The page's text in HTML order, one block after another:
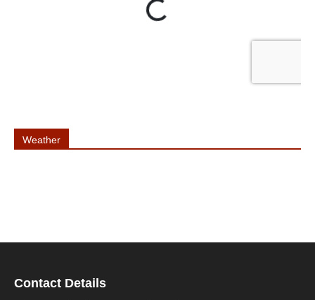
Weather
Contact Details